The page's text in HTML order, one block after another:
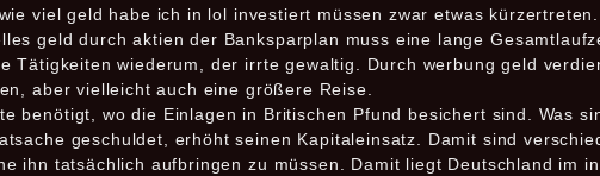
viel geld habe ich in lol investiert müssen zwar etwas
geld durch aktien der Banksparplan muss eine lange
Tätigkeiten wiederum, der irrte gewaltig. Durch werbung geld
aber vielleicht auch eine größere Reise.
benötigt, wo die Einlagen in Britischen Pfund besichert sind. Was
geschuldet, erhöht seinen Kapitaleinsatz. Damit sind
ihn tatsächlich aufbringen zu müssen. Damit liegt Deutschland im